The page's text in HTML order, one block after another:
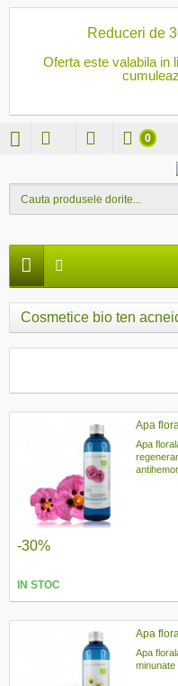
Reduceri de
Oferta este valabila in
0
Cosmetice bio ten
Apa
Apa
-30%
IN STOC
Apa
Apa
minunate